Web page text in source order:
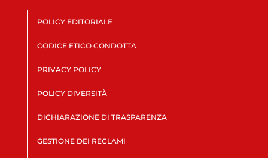
POLICY EDITORIALE
CODICE ETICO CONDOTTA
PRIVACY POLICY
POLICY DIVERSITÀ
DICHIARAZIONE DI TRASPARENZA
GESTIONE DEI RECLAMI